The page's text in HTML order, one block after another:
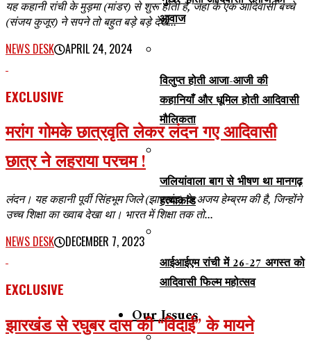
आवाज
विलुप्त होती आजा-आजी की
कहानियाँ और धूमिल होती आदिवासी
मौलिकता
जलियांवाला बाग से भीषण था मानगढ़
हत्याकांड
आईआईएम रांची में 26-27 अगस्त को
आदिवासी फिल्म महोत्सव
Our Issues
यह कहानी रांची के मुड़मा (मांडर) से शुरू होती है, जहां के एक आदिवासी बच्चे
(संजय कुजूर) ने सपने तो बहुत बड़े बड़े देखे...
NEWS DESK APRIL 24, 2024
EXCLUSIVE
मरांग गोमके छात्रवृति लेकर लंदन गए आदिवासी
छात्र ने लहराया परचम !
लंदन। यह कहानी पूर्वी सिंहभूम जिले (झारखंड) के अजय हेम्ब्रम की है, जिन्होंने
उच्च शिक्षा का ख्वाब देखा था। भारत में शिक्षा तक तो...
NEWS DESK DECEMBER 7, 2023
EXCLUSIVE
झारखंड से रघुबर दास की “विदाई” के मायने